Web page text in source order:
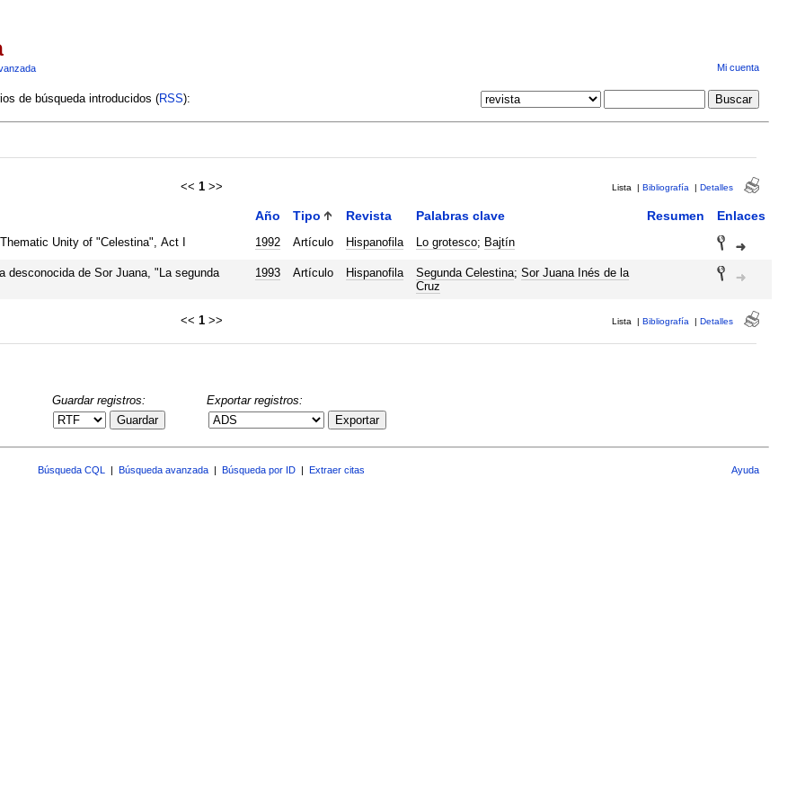
Mi cuenta
de búsqueda introducidos (RSS):
<< 1 >> Lista | Bibliografía | Detalles
Año Tipo Revista Palabras clave Resumen Enlaces
Unity of "Celestina", Act I 1992 Artículo Hispanofila Lo grotesco; Bajtín
desconocida de Sor Juana, "La segunda
1993 Artículo Hispanofila Segunda Celestina; Sor Juana Inés de la
Cruz
<< 1 >> Lista | Bibliografía | Detalles
Guardar registros:
Guardar
Exportar registros:
Exportar
Búsqueda CQL Búsqueda avanzada Búsqueda por ID Extraer citas Ayuda